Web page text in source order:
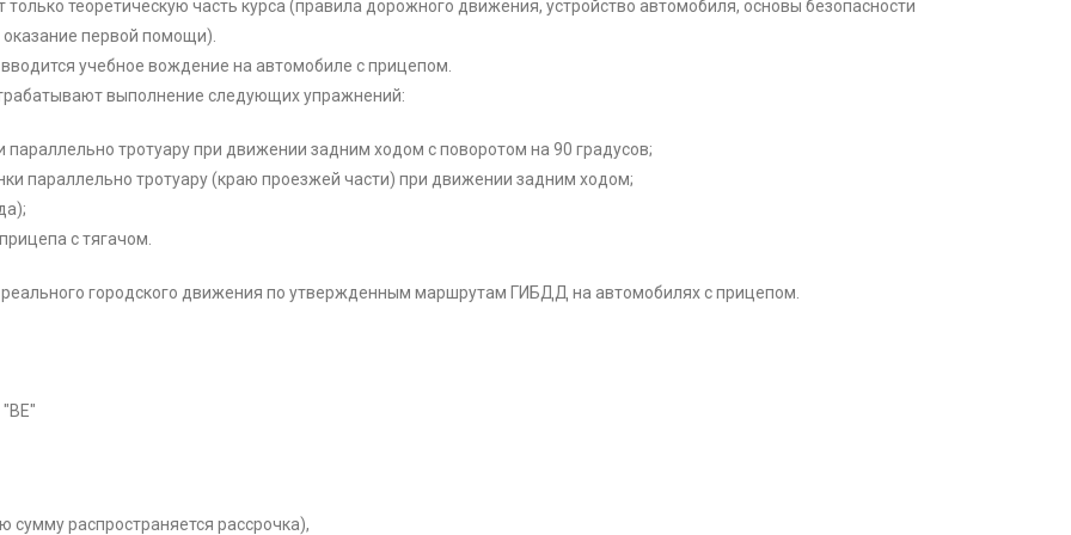
теоретическую часть курса (правила дорожного движения, устройство автомобиля, основы безопасности
первой помощи).
учебное вождение на автомобиле с прицепом.
выполнение следующих упражнений:
параллельно тротуару при движении задним ходом с поворотом на 90 градусов;
параллельно тротуару (краю проезжей части) при движении задним ходом;
с тягачом.
городского движения по утвержденным маршрутам ГИБДД на автомобилях с прицепом.
сумму распространяется рассрочка),